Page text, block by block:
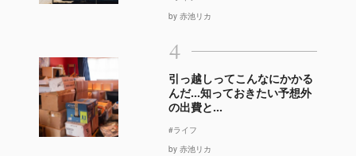
by 赤池リカ
4
引っ越しってこんなにかかる
んだ…知っておきたい予想外
の出費と...
#ライフ
by 赤池リカ